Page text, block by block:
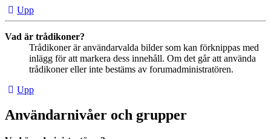
Upp
Vad är trådikoner?
Trådikoner är användarvalda bilder som kan förknippas med
inlägg för att markera dess innehåll. Om det går att använda
trådikoner eller inte bestäms av forumadministratören.
Upp
Användarnivåer och grupper